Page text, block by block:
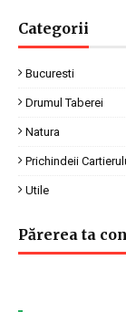
Categorii
Bucuresti
Drumul Taberei
Natura
Prichindeii
Utile
Părerea ta